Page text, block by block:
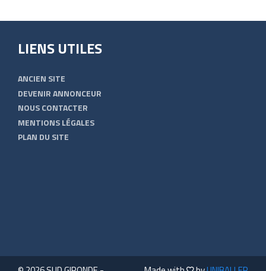
LIENS UTILES
ANCIEN SITE
DEVENIR ANNONCEUR
NOUS CONTACTER
MENTIONS LÉGALES
PLAN DU SITE